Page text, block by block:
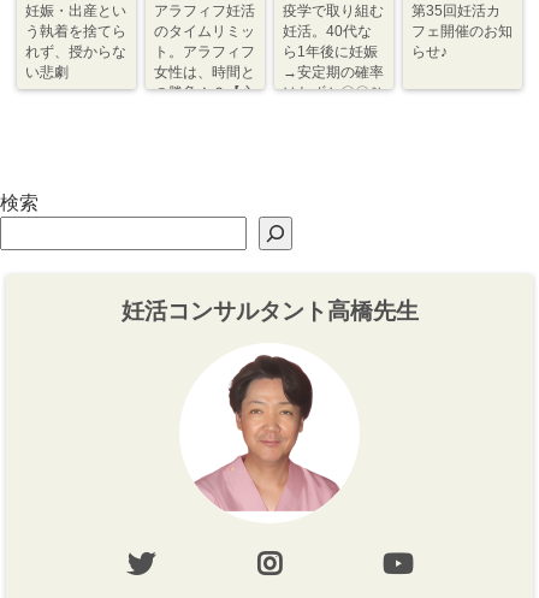
妊娠・出産とい
う執着を捨てら
れず、授からな
い悲劇
アラフィフ妊活
のタイムリミッ
ト。アラフィフ
女性は、時間と
の勝負！？【心
疫学で取り組む
妊活。40代な
ら1年後に妊娠
→安定期の確率
はわずか〇〇％
第35回妊活カ
フェ開催のお知
らせ♪
検索
妊活コンサルタント高橋先生